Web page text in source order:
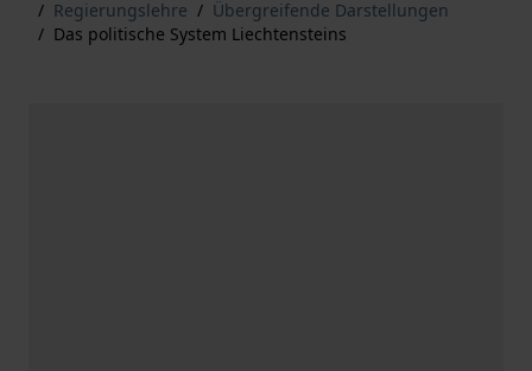
/ Regierungslehre / Übergreifende Darstellungen
/ Das politische System Liechtensteins